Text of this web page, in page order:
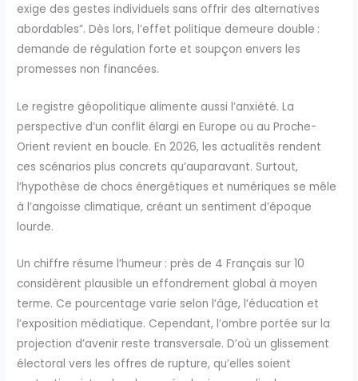
exige des gestes individuels sans offrir des alternatives
abordables”. Dès lors, l’effet politique demeure double :
demande de régulation forte et soupçon envers les
promesses non financées.
Le registre géopolitique alimente aussi l’anxiété. La
perspective d’un conflit élargi en Europe ou au Proche-
Orient revient en boucle. En 2026, les actualités rendent
ces scénarios plus concrets qu’auparavant. Surtout,
l’hypothèse de chocs énergétiques et numériques se mêle
à l’angoisse climatique, créant un sentiment d’époque
lourde.
Un chiffre résume l’humeur : près de 4 Français sur 10
considèrent plausible un effondrement global à moyen
terme. Ce pourcentage varie selon l’âge, l’éducation et
l’exposition médiatique. Cependant, l’ombre portée sur la
projection d’avenir reste transversale. D’où un glissement
électoral vers les offres de rupture, qu’elles soient